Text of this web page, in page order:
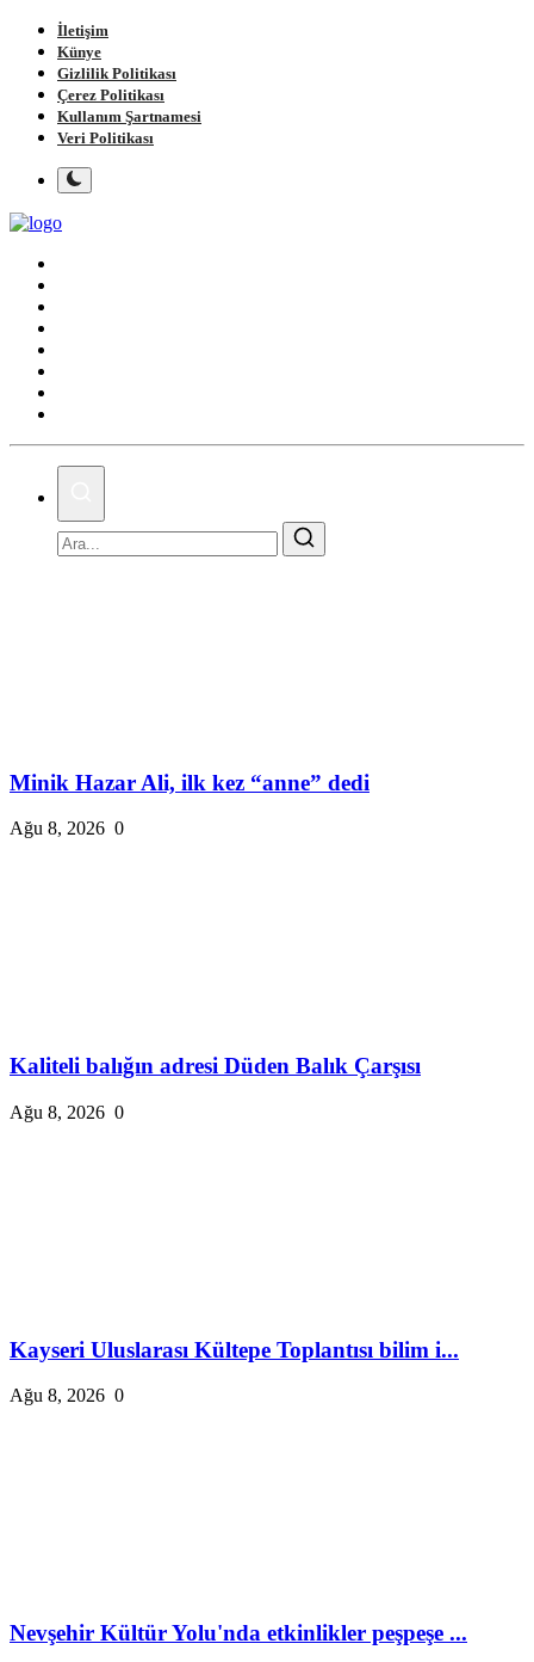
İletişim
Künye
Gizlilik Politikası
Çerez Politikası
Kullanım Şartnamesi
Veri Politikası
Minik Hazar Ali, ilk kez “anne” dedi
Ağu 8, 2026 0
Kaliteli balığın adresi Düden Balık Çarşısı
Ağu 8, 2026 0
Kayseri Uluslarası Kültepe Toplantısı bilim i...
Ağu 8, 2026 0
Nevşehir Kültür Yolu'nda etkinlikler peşpeşe ...